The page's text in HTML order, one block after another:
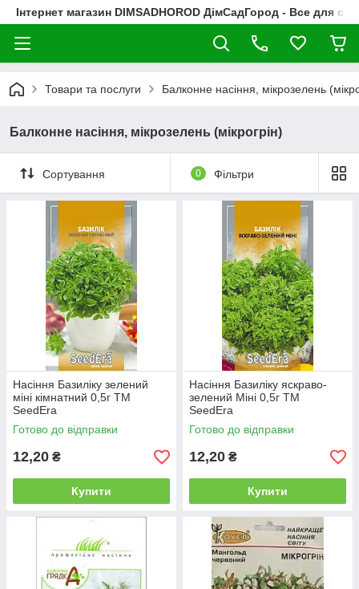
Інтернет магазин DIMSADHOROD ДімСадГород - Все для
Товари та послуги Балконне насіння, мікрозелень
Балконне насіння, мікрозелень (мікрогрін)
Сортування 0 Фільтри
Насіння Базиліку зелений
міні кімнатний 0,5г ТМ
SeedEra
Готово до відправки
12,20 ₴
Купити
Насіння Базиліку яскраво-
зелений Міні 0,5г ТМ
SeedEra
Готово до відправки
12,20 ₴
Купити